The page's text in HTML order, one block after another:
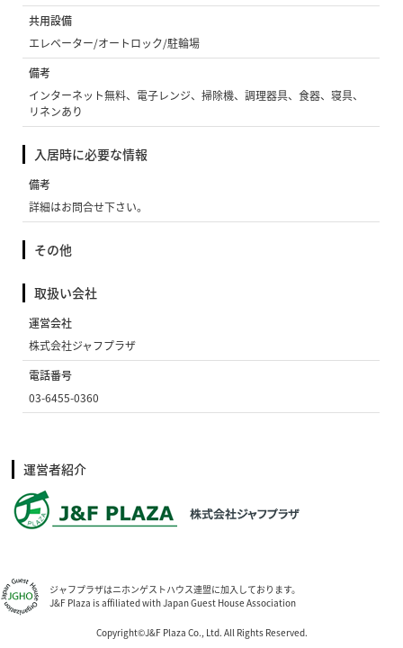
共用設備
エレベーター/オートロック/駐輪場
備考
インターネット無料、電子レンジ、掃除機、調理器具、食器、寝具、
リネンあり
入居時に必要な情報
備考
詳細はお問合せ下さい。
その他
取扱い会社
運営会社
株式会社ジャフプラザ
電話番号
03-6455-0360
運営者紹介
ジャフプラザはニホンゲストハウス連盟に加入しております。
J&F Plaza is affiliated with Japan Guest House Association
Copyright©J&F Plaza Co., Ltd. All Rights Reserved.